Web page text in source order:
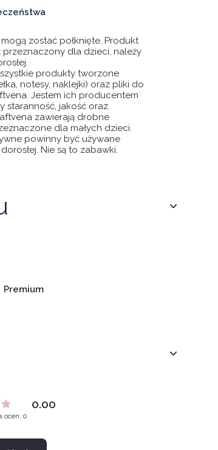
zostać połknięte. Produkt
przeznaczony dla dzieci, należy
produkty tworzone
notesy, naklejki) oraz pliki do
Jestem ich producentem
staranność, jakość oraz
zawierają drobne
dla małych dzieci.
powinny być używane
Nie są to zabawki.
Premium
0.00
ocen: 0